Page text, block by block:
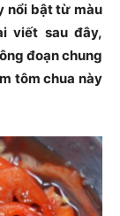
nổi bật từ màu
viết sau đây,
đoạn chung
tôm chua này